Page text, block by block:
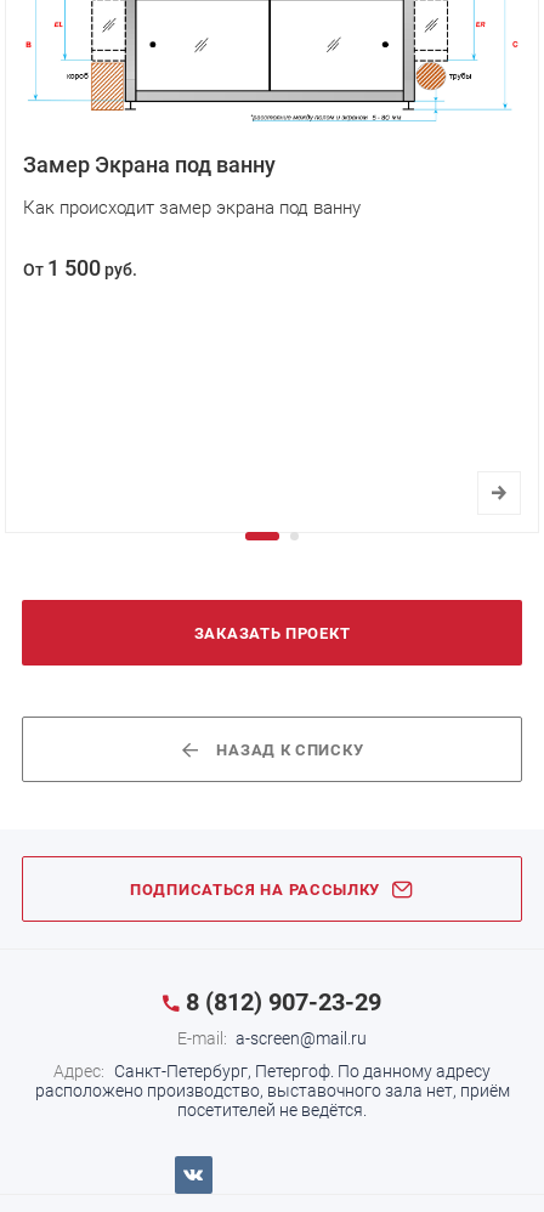
Замер Экрана под ванну
Как происходит замер экрана под ванну
От 1 500руб.
ЗАКАЗАТЬ ПРОЕКТ
НАЗАД К СПИСКУ
ПОДПИСАТЬСЯ НА РАССЫЛКУ
8 (812) 907-23-29
E-mail: a-screen@mail.ru
Адрес:
Санкт-Петербург, Петергоф. По данному адресу
расположено производство, выставочного зала нет, приём
посетителей не ведётся.